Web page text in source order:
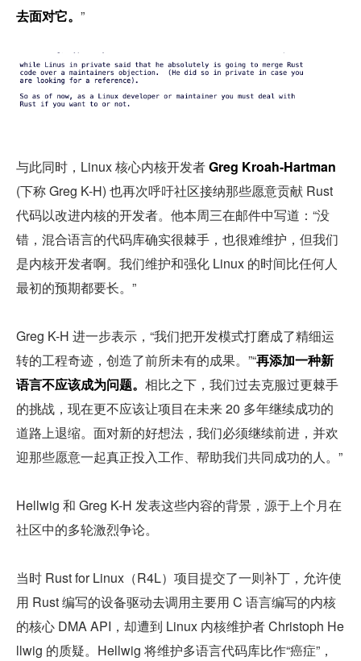
去面对它。 ”
与此同时，Linux 核心内核开发者 Greg Kroah-Hartman
(下称 Greg K-H) 也再次呼吁社区接纳那些愿意贡献 Rust
代码以改进内核的开发者。他本周三在邮件中写道：“没
错，混合语言的代码库确实很棘手，也很难维护，但我们
是内核开发者啊。我们维护和强化 Linux 的时间比任何人
最初的预期都要长。”
Greg K-H 进一步表示，“我们把开发模式打磨成了精细运
转的工程奇迹，创造了前所未有的成果。”“再添加一种新
语言不应该成为问题。 相比之下，我们过去克服过更棘手
的挑战，现在更不应该让项目在未来 20 多年继续成功的
道路上退缩。面对新的好想法，我们必须继续前进，并欢
迎那些愿意一起真正投入工作、帮助我们共同成功的人。”
Hellwig 和 Greg K-H 发表这些内容的背景，源于上个月在
社区中的多轮激烈争论。
当时 Rust for Linux（R4L）项目提交了一则补丁，允许使
用 Rust 编写的设备驱动去调用主要用 C 语言编写的内核
的核心 DMA API，却遭到 Linux 内核维护者 Christoph He
llwig 的质疑。Hellwig 将维护多语言代码库比作“癌症”，